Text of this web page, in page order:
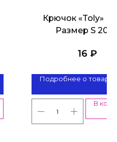
Крючок «Toly»
Размер S
16 ₽
Подробнее о товаре
В